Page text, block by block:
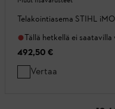
Telakointiasema STIHL
Tällä hetkellä ei saatavilla
492,50 €
Vertaa